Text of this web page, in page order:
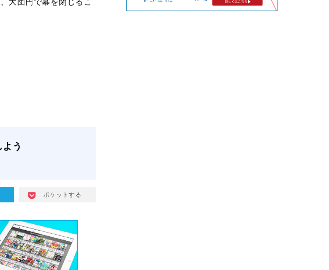
大団円で幕を閉じるこ
う
ポケットする